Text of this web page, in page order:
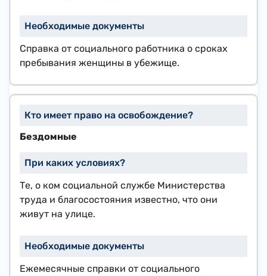
Справка от социального работника о сроках
пребывания женщины в убежище.
Бездомные
Те, о ком социальной службе Министерства
труда и благосостояния известно, что они
живут на улице.
Ежемесячные справки от социального